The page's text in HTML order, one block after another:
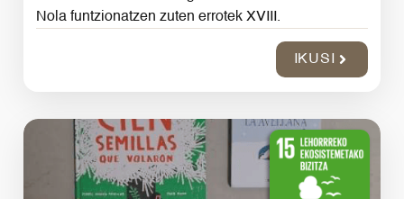
Nola funtzionatzen zuten errotek XVIII.
IKUSI